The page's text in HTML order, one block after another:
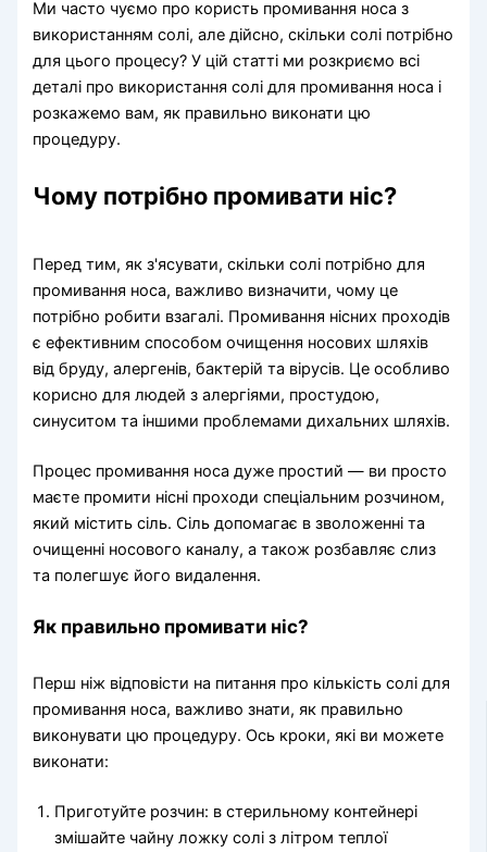
Ми часто чуємо про користь промивання носа з
використанням солі, але дійсно, скільки солі потрібно
для цього процесу? У цій статті ми розкриємо всі
деталі про використання солі для промивання носа і
розкажемо вам, як правильно виконати цю
процедуру.
Чому потрібно промивати ніс?
Перед тим, як з'ясувати, скільки солі потрібно для
промивання носа, важливо визначити, чому це
потрібно робити взагалі. Промивання нісних проходів
є ефективним способом очищення носових шляхів
від бруду, алергенів, бактерій та вірусів. Це особливо
корисно для людей з алергіями, простудою,
синуситом та іншими проблемами дихальних шляхів.
Процес промивання носа дуже простий — ви просто
маєте промити нісні проходи спеціальним розчином,
який містить сіль. Сіль допомагає в зволоженні та
очищенні носового каналу, а також розбавляє слиз
та полегшує його видалення.
Як правильно промивати ніс?
Перш ніж відповісти на питання про кількість солі для
промивання носа, важливо знати, як правильно
виконувати цю процедуру. Ось кроки, які ви можете
виконати:
Приготуйте розчин: в стерильному контейнері
змішайте чайну ложку солі з літром теплої